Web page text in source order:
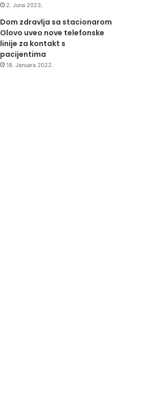
2. Juna 2023.
Dom zdravlja sa stacionarom
Olovo uveo nove telefonske
linije za kontakt s
pacijentima
18. Januara 2022.